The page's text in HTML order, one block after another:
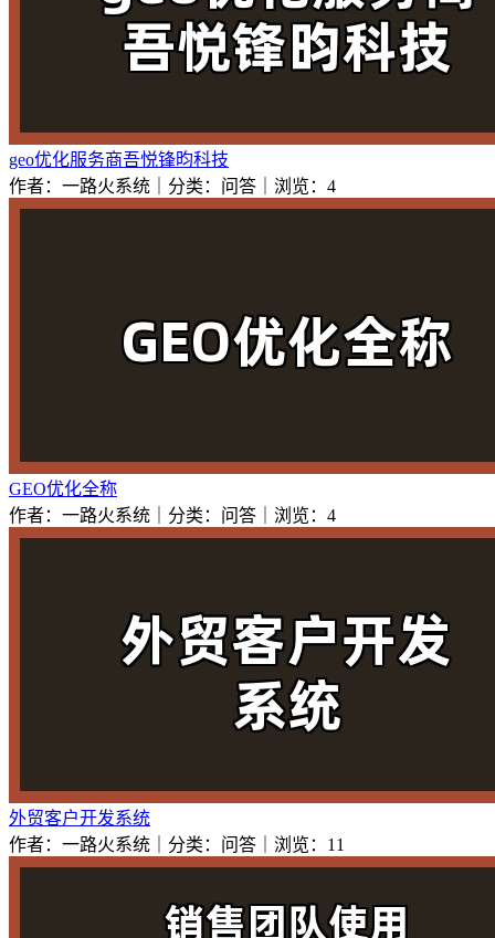
geo优化服务商吾悦锋昀科技
作者：一路火系统｜分类：问答｜浏览：4
GEO优化全称
作者：一路火系统｜分类：问答｜浏览：4
外贸客户开发系统
作者：一路火系统｜分类：问答｜浏览：11